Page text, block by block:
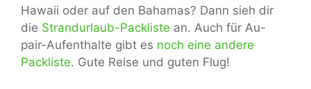
Hawaii oder auf den Bahamas? Dann sieh dir
die Strandurlaub-Packliste an. Auch für Au-
pair-Aufenthalte gibt es noch eine andere
Packliste. Gute Reise und guten Flug!